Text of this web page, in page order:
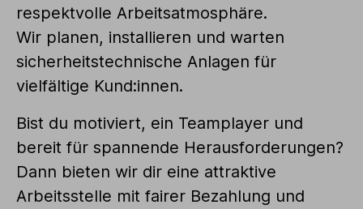
respektvolle Arbeitsatmosphäre.
Wir planen, installieren und warten
sicherheitstechnische Anlagen für
vielfältige Kund:innen.
Bist du motiviert, ein Teamplayer und
bereit für spannende Herausforderungen?
Dann bieten wir dir eine attraktive
Arbeitsstelle mit fairer Bezahlung und